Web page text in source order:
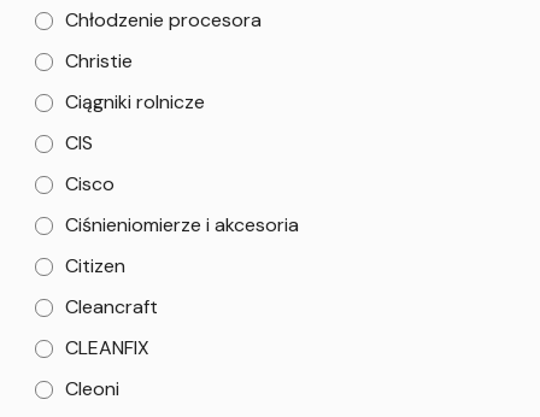
Chłodzenie procesora
Christie
Ciągniki rolnicze
CIS
Cisco
Ciśnieniomierze i akcesoria
Citizen
Cleancraft
CLEANFIX
Cleoni